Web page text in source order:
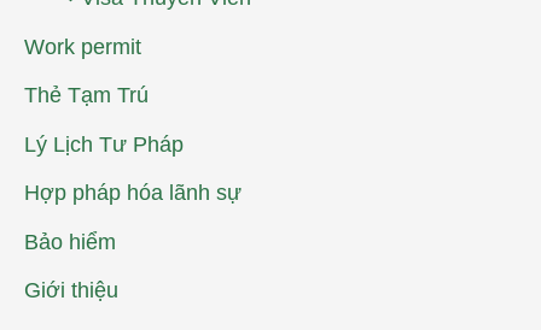
Work permit
Thẻ Tạm Trú
Lý Lịch Tư Pháp
Hợp pháp hóa lãnh sự
Bảo hiểm
Giới thiệu